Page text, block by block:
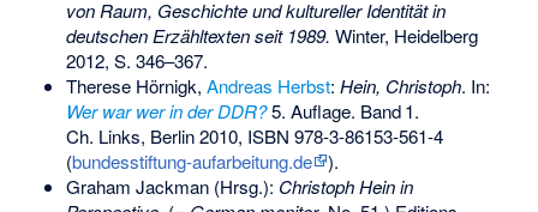
von Raum, Geschichte und kultureller Identität in
deutschen Erzähltexten seit 1989. Winter, Heidelberg
2012, S. 346–367.
Therese Hörnigk, Andreas Herbst: Hein, Christoph. In:
Wer war wer in der DDR?5. Auflage. Band 1.
Ch. Links, Berlin 2010, ISBN 978-3-86153-561-4
(bundesstiftung-aufarbeitung.de
).
Graham Jackman (Hrsg.): Christoph Hein in